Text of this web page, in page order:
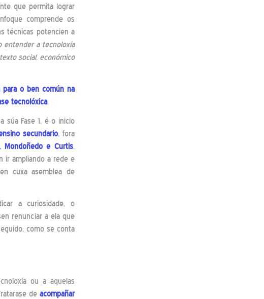
que permita lograr
comprende os
técnicas potencien a
entender a tecnoloxía
social, económico
o ben común na
tecnolóxica.
súa Fase 1, é o inicio
secundario, fora
Mondoñedo e Curtis.
ir ampliando a rede e
cuxa asemblea de
a curiosidade, o
renunciar a ela que
como se conta
ou a aquelas
de acompañar